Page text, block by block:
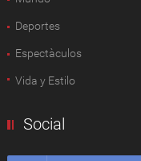
Deportes
Espectàculos
Vida y Estilo
Social